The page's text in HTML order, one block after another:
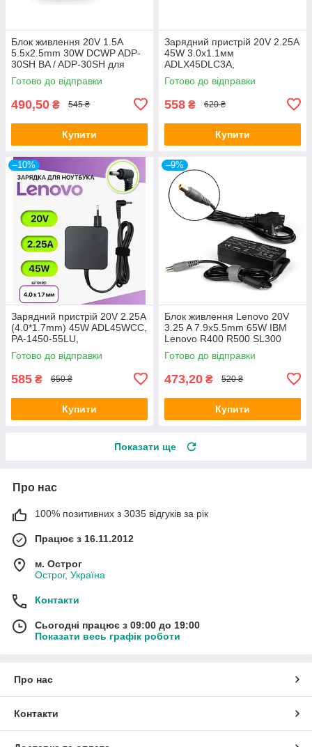
Блок живлення 20V 1.5A
5.5x2.5mm 30W DCWP ADP-
30SH BA / ADP-30SH для
Lenovo S10-3 / S10-3C / S10-
3S / S110 / S9
Готово до відправки
490,50 ₴ 545 ₴
Купити
Зарядний пристрій 20V 2.25A
45W 3.0x1.1мм
ADLX45DLC3A,
ADLX45NCC3A, PA-1450-
55LN для Lenovo
Готово до відправки
558 ₴ 620 ₴
Купити
–10%
Зарядний пристрій 20V 2.25A
(4.0*1.7mm) 45W ADL45WCC,
PA-1450-55LU,
ADLX45NCC3A для Lenovo
Yoga 310 510 710
Готово до відправки
585 ₴ 650 ₴
Купити
–9%
Блок живлення Lenovo 20V
3.25 A 7.9x5.5mm 65W IBM
Lenovo R400 R500 SL300
SL400 SL500 T410 T410s
T510 SL410 SL510
Готово до відправки
473,20 ₴ 520 ₴
Купити
Показати ще
Про нас
100% позитивних з 3035 відгуків за рік
Працює з 16.11.2012
м. Острог
Острог, Україна
Контакти
Сьогодні працює з 09:00 до 19:00
Показати весь графік роботи
Про нас
Контакти